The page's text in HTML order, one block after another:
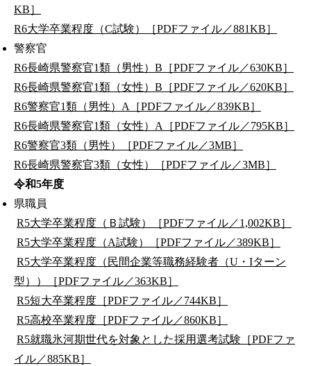
KB］
R6大学卒業程度（C試験）［PDFファイル／881KB］
警察官
R6長崎県警察官1類（男性）B［PDFファイル／630KB］
R6長崎県警察官1類（女性）B［PDFファイル／620KB］
R6警察官1類（男性）A［PDFファイル／839KB］
R6長崎県警察官1類（女性）A［PDFファイル／795KB］
R6警察官3類（男性）［PDFファイル／3MB］
R6長崎県警察官3類（女性）［PDFファイル／3MB］
令和5年度
県職員
R5大学卒業程度（Ｂ試験）［PDFファイル／1,002KB］
R5大学卒業程度（A試験）［PDFファイル／389KB］
R5大学卒業程度（民間企業等職務経験者（U・Iターン
型））［PDFファイル／363KB］
R5短大卒業程度［PDFファイル／744KB］
R5高校卒業程度［PDFファイル／860KB］
R5就職氷河期世代を対象とした採用選考試験［PDFファ
イル／885KB］